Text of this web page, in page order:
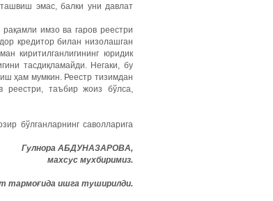
эмас, балки уни давлат
рақамли имзо ва гаров реестри
кредитор билан низолашган
киритилганлигининг юридик
тасдиқламайди. Негаки, бу
ҳам мумкин. Реестр тизимдан
реестри, таъбир жоиз бўлса,
бўлганларнинг саволларига
Гулнора АБДУНАЗАРОВА,
махсус мухбиримиз.
тармоғида ишга туширилди.